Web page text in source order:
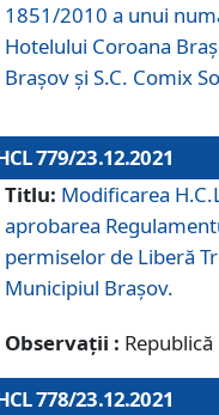
1851/2010 a unui
Hotelului Coroana
Braşov şi S.C. Comix
779/23.12.2021
Titlu: Modificarea
aprobarea
permiselor de Liberă
Municipiul Braşov.
Observații :
778/23.12.2021